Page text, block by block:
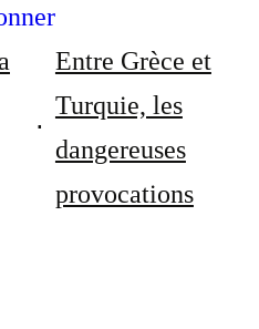
Entre Grèce et
Turquie, les
dangereuses
provocations